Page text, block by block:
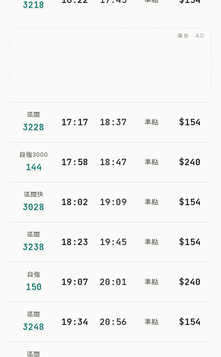
3218
廣告 · AD
區間
3228 17:17 18:37 準點 $154
自強3000
144 17:58 18:47 準點 $240
區間快
3028 18:02 19:09 準點 $154
區間
3238 18:23 19:45 準點 $154
自強
150 19:07 20:01 準點 $240
區間
3248 19:34 20:56 準點 $154
區間